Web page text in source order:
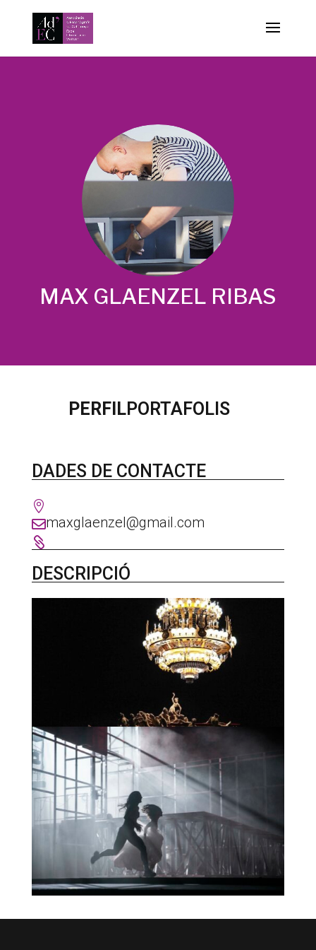
MAX GLAENZEL RIBAS
PERFILPORTAFOLIS
DADES DE CONTACTE

maxglaenzel@gmail.com

DESCRIPCIÓ